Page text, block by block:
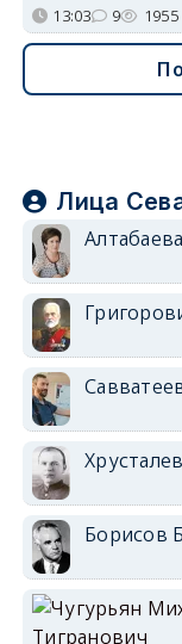
13:03 9 1955
Лица
Борисов